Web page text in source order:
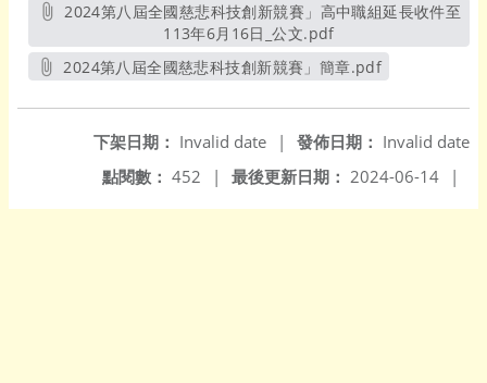
2024第八屆全國慈悲科技創新競賽」高中職組延長收件至
113年6月16日_公文.pdf另開新視窗
2024第八屆全國慈悲科技創新競賽」簡章.pdf
發佈日期： Invalid date
下架日期： Invalid date
|
最後更新日期： 2024-06-14 |
點閱數： 452 |